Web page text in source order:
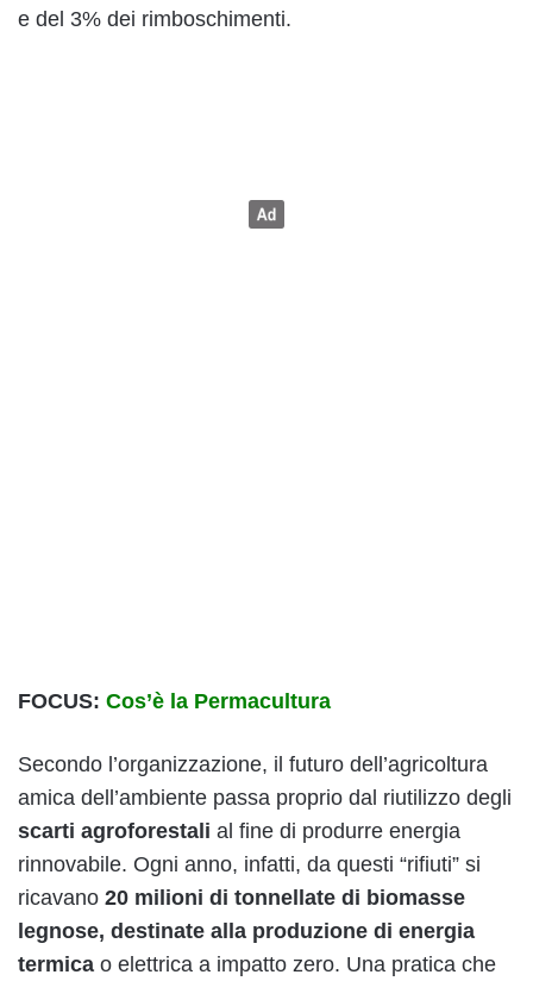
e del 3% dei rimboschimenti.
FOCUS: Cos’è la Permacultura
Secondo l’organizzazione, il futuro dell’agricoltura
amica dell’ambiente passa proprio dal riutilizzo degli
scarti agroforestali al fine di produrre energia
rinnovabile. Ogni anno, infatti, da questi “rifiuti” si
ricavano 20 milioni di tonnellate di biomasse
legnose, destinate alla produzione di energia
termica o elettrica a impatto zero. Una pratica che